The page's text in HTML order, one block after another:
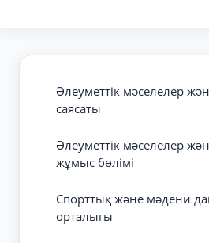
Әлеуметтік мәселелер
саясаты
Әлеуметтік мәселелер
жұмыс бөлімі
Спорттық және мәдени
орталығы